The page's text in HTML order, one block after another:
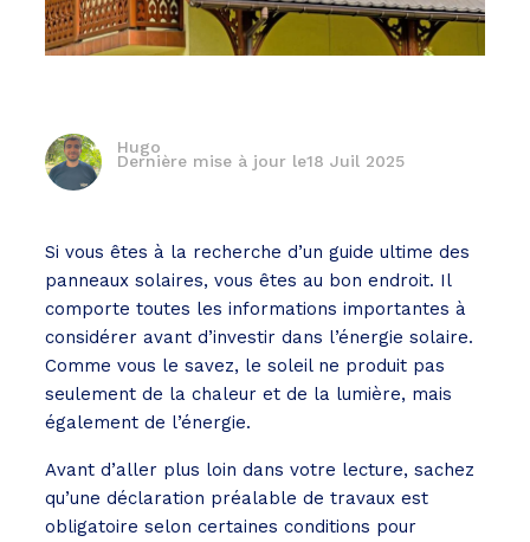
Hugo
Dernière mise à jour le18 Juil 2025
Si vous êtes à la recherche d’un guide ultime des
panneaux solaires, vous êtes au bon endroit. Il
comporte toutes les informations importantes à
considérer avant d’investir dans l’énergie solaire.
Comme vous le savez, le soleil ne produit pas
seulement de la chaleur et de la lumière, mais
également de l’énergie.
Avant d’aller plus loin dans votre lecture, sachez
qu’une déclaration préalable de travaux est
obligatoire selon certaines conditions pour